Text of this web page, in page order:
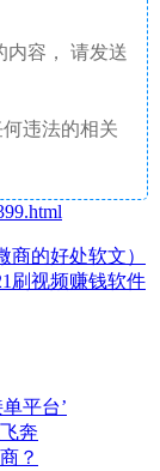
内容， 请发送
违法的相关
商的好处软文）
刷视频赚钱软件
平台’
奔
？